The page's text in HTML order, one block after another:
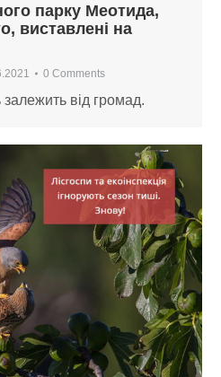
парку Меотида,
виставлені на
0 Comments
від громад.